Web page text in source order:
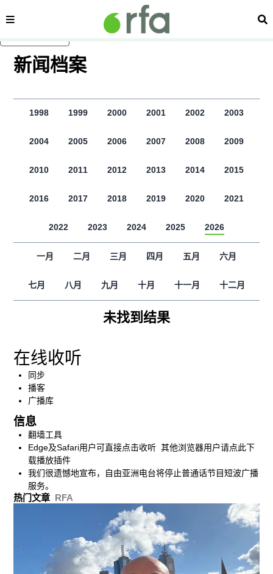
内容分类 搜
显示 视频 个子部分
新闻档案
1998 1999 2000 2001 2002 2003
2004 2005 2006 2007 2008 2009
2010 2011 2012 2013 2014 2015
2016 2017 2018 2019 2020 2021
2022 2023 2024 2025 2026
一月 二月 三月 四月 五月 六月
七月 八月 九月 十月 十一月 十二月
未找到结果
在线收听
同步
播客
广播库
信息
翻墙工具
Edge及Safari用户可直接点击收听 其他浏览器用户请点此下
载播放插件
我们很遗憾地宣布，自由亚洲电台将停止普通话节目短波广播
服务。
热门文章 RFA